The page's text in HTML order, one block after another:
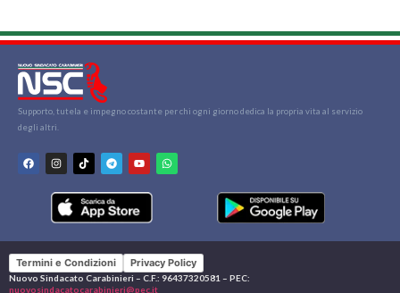
Supporto, tutela e impegno costante per chi ogni giorno dedica la propria vita al servizio
degli altri.
Termini e Condizioni Privacy Policy
Nuovo Sindacato Carabinieri – C.F.: 96437320581 – PEC:
nuovosindacatocarabinieri@pec.it